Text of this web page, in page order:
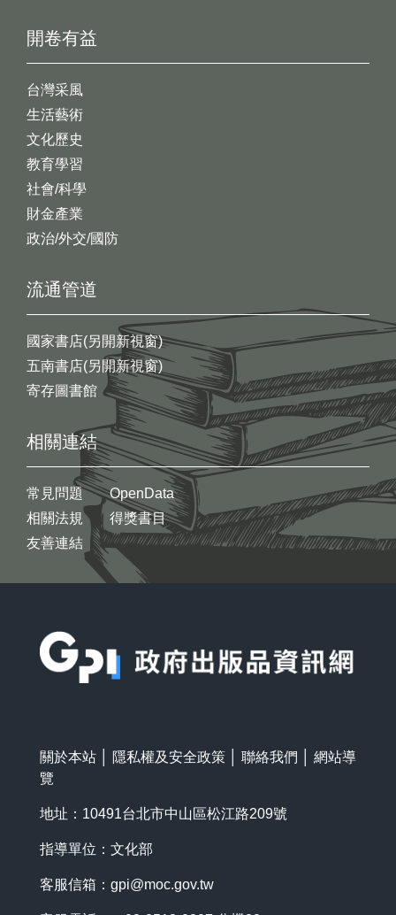
開卷有益
台灣采風
生活藝術
文化歷史
教育學習
社會/科學
財金產業
政治/外交/國防
流通管道
國家書店(另開新視窗)
五南書店(另開新視窗)
寄存圖書館
相關連結
常見問題
相關法規
友善連結
OpenData
得獎書目
關於本站 隱私權及安全政策 聯絡我們
網站導
覽
地址：10491台北市中山區松江路209號
指導單位：文化部
客服信箱： gpi@moc.gov.tw